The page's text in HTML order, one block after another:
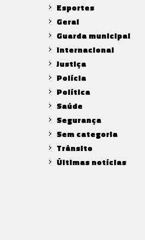
Esportes
Geral
Guarda municipal
Internacional
Justiça
Polícia
Política
Saúde
Segurança
Sem categoria
Trânsito
Últimas notícias